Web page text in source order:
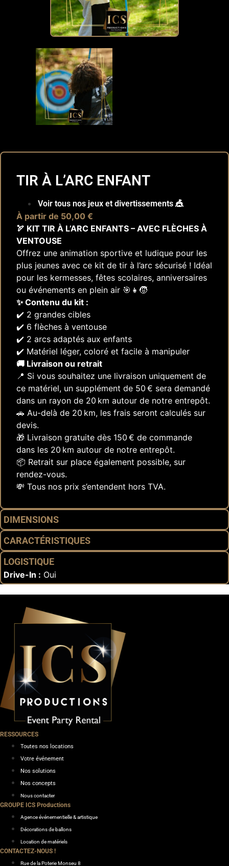
TIR À L’ARC ENFANT
Voir tous nos jeux et divertissements 🎪
À partir de 50,00 €
🏹 KIT TIR À L’ARC ENFANTS – AVEC FLÈCHES À
VENTOUSE
Offrez une animation sportive et ludique pour les
plus jeunes avec ce kit de tir à l’arc sécurisé ! Idéal
pour les kermesses, fêtes scolaires, anniversaires
ou événements en plein air 🎯👧🧒
✨ Contenu du kit :
✔️ 2 grandes cibles
✔️ 6 flèches à ventouse
✔️ 2 arcs adaptés aux enfants
✔️ Matériel léger, coloré et facile à manipuler
🚚 Livraison ou retrait
📍 Si vous souhaitez une livraison uniquement de
ce matériel, un supplément de 50 € sera demandé
dans un rayon de 20 km autour de notre entrepôt.
🚗 Au-delà de 20 km, les frais seront calculés sur
devis.
🎁 Livraison gratuite dès 150 € de commande
dans les 20 km autour de notre entrepôt.
📦 Retrait sur place également possible, sur
rendez-vous.
💸 Tous nos prix s’entendent hors TVA.
DIMENSIONS
CARACTÉRISTIQUES
LOGISTIQUE
Drive-In : Oui
RESSOURCES
Toutes nos locations
Votre événement
Nos solutions
Nos concepts
Nous contacter
GROUPE ICS Productions
Agence événementielle & artistique
Décorations de ballons
Location de matériels
CONTACTEZ-NOUS !
Rue de la Poterie Monseu 8